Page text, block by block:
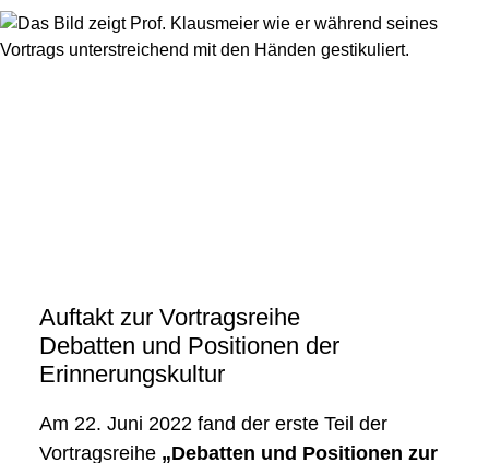
Auftakt zur Vortragsreihe
Debatten und Positionen der
Erinnerungskultur
Am 22. Juni 2022 fand der erste Teil der
Vortragsreihe „Debatten und Positionen zur